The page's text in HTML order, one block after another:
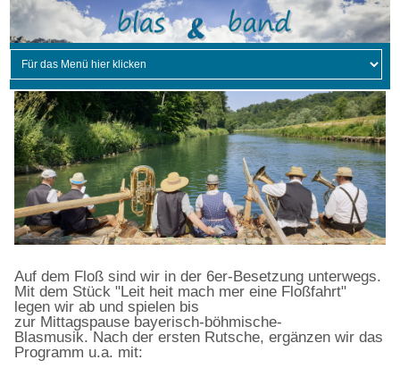
Auf dem Floß sind wir in der 6er-Besetzung unterwegs.
Mit dem Stück "Leit heit mach mer eine Floßfahrt"
legen wir ab und spielen bis
zur Mittagspause bayerisch-böhmische-
Blasmusik. Nach der ersten Rutsche, ergänzen wir das
Programm u.a. mit: